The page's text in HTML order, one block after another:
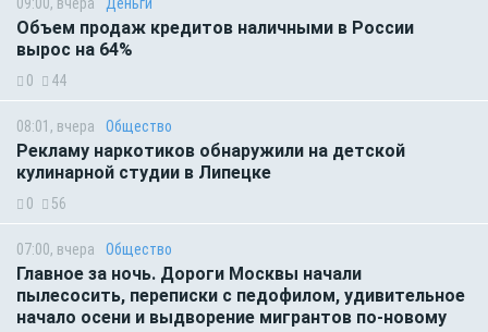
09:00, вчера Деньги
Объем продаж кредитов наличными в России
вырос на 64%
0 44
08:01, вчера Общество
Рекламу наркотиков обнаружили на детской
кулинарной студии в Липецке
0 56
07:00, вчера Общество
Главное за ночь. Дороги Москвы начали
пылесосить, переписки с педофилом, удивительное
начало осени и выдворение мигрантов по-новому